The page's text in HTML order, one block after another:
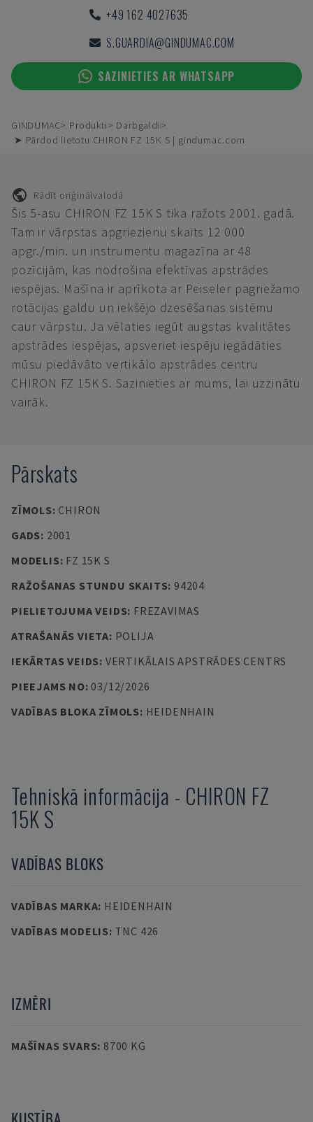
+49 162 4027635
S.GUARDIA@GINDUMAC.COM
SAZINIETIES AR WHATSAPP
GINDUMAC Produkti
Darbgaldi
➤ Pārdod lietotu CHIRON FZ 15K S | gindumac.com
Rādīt oriģinālvalodā
Šis 5-asu CHIRON FZ 15K S tika ražots 2001. gadā.
Tam ir vārpstas apgriezienu skaits 12 000
apgr./min. un instrumentu magazīna ar 48
pozīcijām, kas nodrošina efektīvas apstrādes
iespējas. Mašīna ir aprīkota ar Peiseler pagriežamo
rotācijas galdu un iekšējo dzesēšanas sistēmu
caur vārpstu. Ja vēlaties iegūt augstas kvalitātes
apstrādes iespējas, apsveriet iespēju iegādāties
mūsu piedāvāto vertikālo apstrādes centru
CHIRON FZ 15K S. Sazinieties ar mums, lai uzzinātu
vairāk.
Pārskats
ZĪMOLS: CHIRON
GADS: 2001
MODELIS: FZ 15K S
RAŽOŠANAS STUNDU SKAITS: 94204
PIELIETOJUMA VEIDS: FREZAVIMAS
ATRAŠANĀS VIETA: POLIJA
IEKĀRTAS VEIDS: VERTIKĀLAIS APSTRĀDES CENTRS
PIEEJAMS NO: 03/12/2026
VADĪBAS BLOKA ZĪMOLS: HEIDENHAIN
Tehniskā informācija - CHIRON FZ
15K S
VADĪBAS BLOKS
VADĪBAS MARKA: HEIDENHAIN
VADĪBAS MODELIS: TNC 426
IZMĒRI
MAŠĪNAS SVARS: 8700 KG